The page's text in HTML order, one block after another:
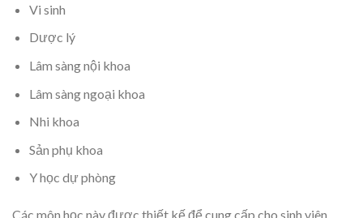
Vi sinh
Dược lý
Lâm sàng nội khoa
Lâm sàng ngoại khoa
Nhi khoa
Sản phụ khoa
Y học dự phòng
Các môn học này được thiết kế để cung cấp cho sinh viên